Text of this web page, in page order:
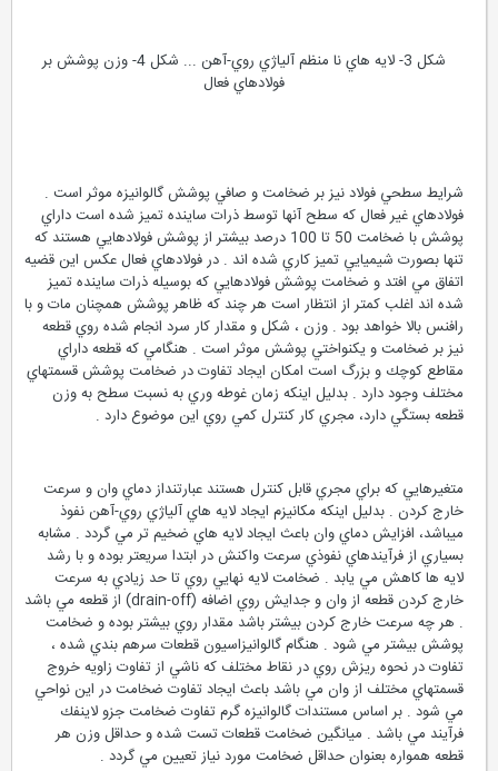
شكل 3- لايه هاي نا منظم آلياژي روي-آهن ... شكل 4- وزن پوشش بر
فولادهاي فعال
شرايط سطحي فولاد نيز بر ضخامت و صافي پوشش گالوانيزه موثر است .
فولادهاي غير فعال كه سطح آنها توسط ذرات ساينده تميز شده است داراي
پوشش با ضخامت 50 تا 100 درصد بيشتر از پوشش فولادهايي هستند كه
تنها بصورت شيميايي تميز كاري شده اند . در فولادهاي فعال عكس اين قضيه
اتفاق مي افتد و ضخامت پوشش فولادهايي كه بوسيله ذرات ساينده تميز
شده اند اغلب كمتر از انتظار است هر چند كه ظاهر پوشش همچنان مات و با
رافنس بالا خواهد بود . وزن ، شكل و مقدار كار سرد انجام شده روي قطعه
نيز بر ضخامت و يكنواختي پوشش موثر است . هنگامي كه قطعه داراي
مقاطع كوچك و بزرگ است امكان ايجاد تفاوت در ضخامت پوشش قسمتهاي
مختلف وجود دارد . بدليل اينكه زمان غوطه وري به نسبت سطح به وزن
قطعه بستگي دارد، مجري كار كنترل كمي روي اين موضوع دارد .
متغيرهايي كه براي مجري قابل كنترل هستند عبارتنداز دماي وان و سرعت
خارج كردن . بدليل اينكه مكانيزم ايجاد لايه هاي آلياژي روي-آهن نفوذ
ميباشد، افزايش دماي وان باعث ايجاد لايه هاي ضخيم تر مي گردد . مشابه
بسياري از فرآيندهاي نفوذي سرعت واكنش در ابتدا سريعتر بوده و با رشد
لايه ها كاهش مي يابد . ضخامت لايه نهايي روي تا حد زيادي به سرعت
خارج كردن قطعه از وان و جدايش روي اضافه (drain-off) از قطعه مي باشد
. هر چه سرعت خارج كردن بيشتر باشد مقدار روي بيشتر بوده و ضخامت
پوشش بيشتر مي شود . هنگام گالوانيزاسيون قطعات سرهم بندي شده ،
تفاوت در نحوه ريزش روي در نقاط مختلف كه ناشي از تفاوت زاويه خروج
قسمتهاي مختلف از وان مي باشد باعث ايجاد تفاوت ضخامت در اين نواحي
مي شود . بر اساس مستندات گالوانيزه گرم تفاوت ضخامت جزو لاينفك
فرآيند مي باشد . ميانگين ضخامت قطعات تست شده و حداقل وزن هر
قطعه همواره بعنوان حداقل ضخامت مورد نياز تعيين مي گردد .